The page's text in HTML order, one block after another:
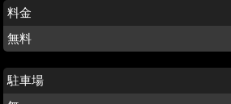
料金
無料
駐車場